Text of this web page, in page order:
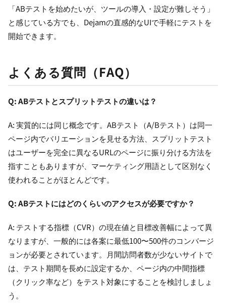
「ABテストを始めたいが、ツールの導入・設定が難しそう」
と感じている方でも、Dejamの直感的なUIで手軽にテストを
開始できます。
よくある質問（FAQ）
Q: ABテストとスプリットテストの違いは？
A: 実質的には同じ概念です。ABテスト（A/Bテスト）は同一
ページ内でバリエーションを見せる方法、スプリットテスト
はユーザーを完全に異なるURLのページに振り分ける方法を
指すこともありますが、マーケティング用語として区別なく
使われることがほとんどです。
Q: ABテストにはどのくらいのアクセスが必要ですか？
A: テストする指標（CVR）の現在値と目標改善幅によって異
なりますが、一般的には各案に最低100〜500件のコンバージ
ョンが必要とされています。月間訪問者数が少ないサイトで
は、テスト期間を長めに設定するか、ページ内の中間指標
（クリック率など）をテスト対象にすることを検討しましょ
う。